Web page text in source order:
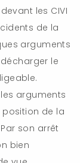
les CIVI
de la
arguments
le
arguments
position de la
son arrêt
bien